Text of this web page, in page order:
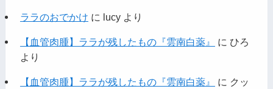
ララのおでかけ に lucyより
【血管肉腫】ララが残したもの『雲南白薬』 に ひろ
より
【血管肉腫】ララが残したもの『雲南白薬』 に クッ